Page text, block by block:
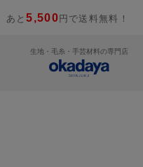
あと5,500 円で送料無料！
生地・毛糸・手芸材料の専門店